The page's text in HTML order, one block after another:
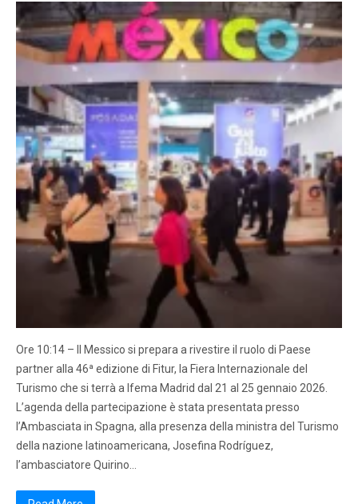
Ore 10:14 – Il Messico si prepara a rivestire il ruolo di Paese
partner alla 46ª edizione di Fitur, la Fiera Internazionale del
Turismo che si terrà a Ifema Madrid dal 21 al 25 gennaio 2026.
L’agenda della partecipazione è stata presentata presso
l’Ambasciata in Spagna, alla presenza della ministra del Turismo
della nazione latinoamericana, Josefina Rodríguez,
l’ambasciatore Quirino…